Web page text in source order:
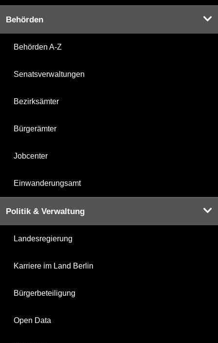
Behörden
Behörden A-Z
Senatsverwaltungen
Bezirksämter
Bürgerämter
Jobcenter
Einwanderungsamt
Politik & Verwaltung
Landesregierung
Karriere im Land Berlin
Bürgerbeteiligung
Open Data